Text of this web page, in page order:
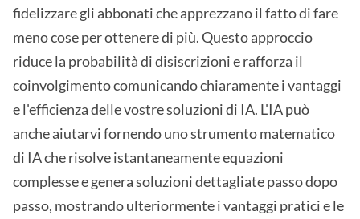
fidelizzare gli abbonati che apprezzano il fatto di fare
meno cose per ottenere di più. Questo approccio
riduce la probabilità di disiscrizioni e rafforza il
coinvolgimento comunicando chiaramente i vantaggi
e l'efficienza delle vostre soluzioni di IA. L'IA può
anche aiutarvi fornendo unostrumento matematico
di IAche risolve istantaneamente equazioni
complesse e genera soluzioni dettagliate passo dopo
passo, mostrando ulteriormente i vantaggi pratici e le